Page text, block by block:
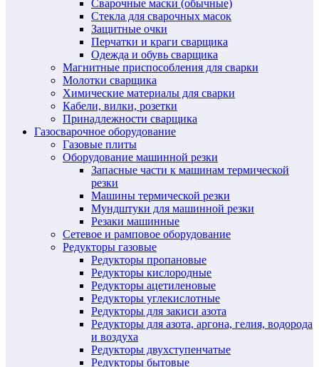
Сварочные маски (обычные)
Стекла для сварочных масок
Защитные очки
Перчатки и краги сварщика
Одежда и обувь сварщика
Магнитные приспособления для сварки
Молотки сварщика
Химические материалы для сварки
Кабели, вилки, розетки
Принадлежности сварщика
Газосварочное оборудование
Газовые плиты
Оборудование машинной резки
Запасные части к машинам термической
резки
Машины термической резки
Мундштуки для машинной резки
Резаки машинные
Сетевое и рамповое оборудование
Редукторы газовые
Редукторы пропановые
Редукторы кислородные
Редукторы ацетиленовые
Редукторы углекислотные
Редукторы для закиси азота
Редукторы для азота, аргона, гелия, водорода
и воздуха
Редукторы двухступенчатые
Редукторы бытовые